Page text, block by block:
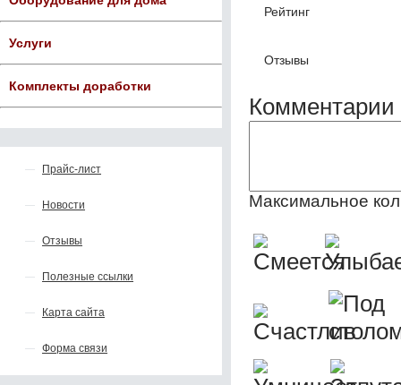
Услуги
Комплекты доработки
Прайс-лист
Новости
Отзывы
Полезные ссылки
Карта сайта
Форма связи
Рейтинг
Отзывы
Комментарии
Максимальное